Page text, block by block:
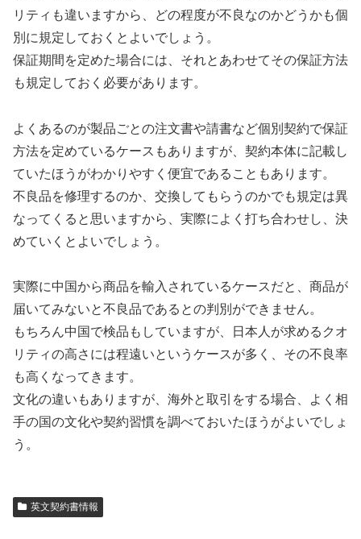
リティも違いますから、どの程度が不良なのかどうかも個
別に規定しておくとよいでしょう。
保証期間を定めた場合には、それとあわせてその保証方法
も規定しておく必要があります。
よくあるのが製品ごとの注文書や請書など個別契約で保証
方法を定めているケースもありますが、契約本体に記載し
ていたほうがわかりやすく便宜であることもあります。
不良品を修理するのか、交換してもらうのかでも規定は異
なってくると思いますから、実際によく打ち合わせし、決
めていくとよいでしょう。
実際に中国から商品を輸入されているケースだと、商品が
届いてみないと不良品であるとの判別ができません。
もちろん中国で検品もしていますが、日本人が求めるクオ
リティの高さには程遠いというケースが多く、その不良率
も高くなってきます。
文化の違いもありますが、海外と取引をする場合、よく相
手の国の文化や契約習慣を調べておいたほうがよいでしょ
う。
英文契約書情報